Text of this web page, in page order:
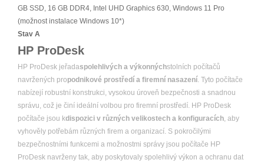
GB SSD, 16 GB DDR4, Intel UHD Graphics 630, Windows 11 Pro
(možnost instalace Windows 10*)
Stav A
HP ProDesk
HP ProDesk jeřadaspolehlivých a výkonnýchstolních počítačů
navržených propodnikové prostředí a firemní nasazení. Tyto počítače
nabízejí robustní konstrukci, vysokou úroveň bezpečnosti a snadnou
správu, což je činí ideální volbou pro firemní prostředí. HP ProDesk
počítače jsou kdispozici v různých velikostech a konfiguracích, aby
vyhověly potřebám různých firem a organizací. S pokročilými
bezpečnostními funkcemi a možnostmi správy jsou počítače HP
ProDesk navrženy tak, aby poskytovaly spolehlivý výkon a ochranu dat